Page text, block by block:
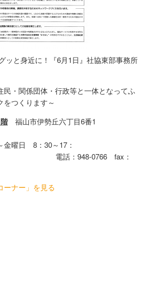
ッと身近に！『6月1日』社協東部事務所
民・関係団体・行政等と一体となってふ
をつくります～
福山市伊勢丘六丁目6番1
金曜日 8：30～17：
948-0766 fax：
ナー」を見る